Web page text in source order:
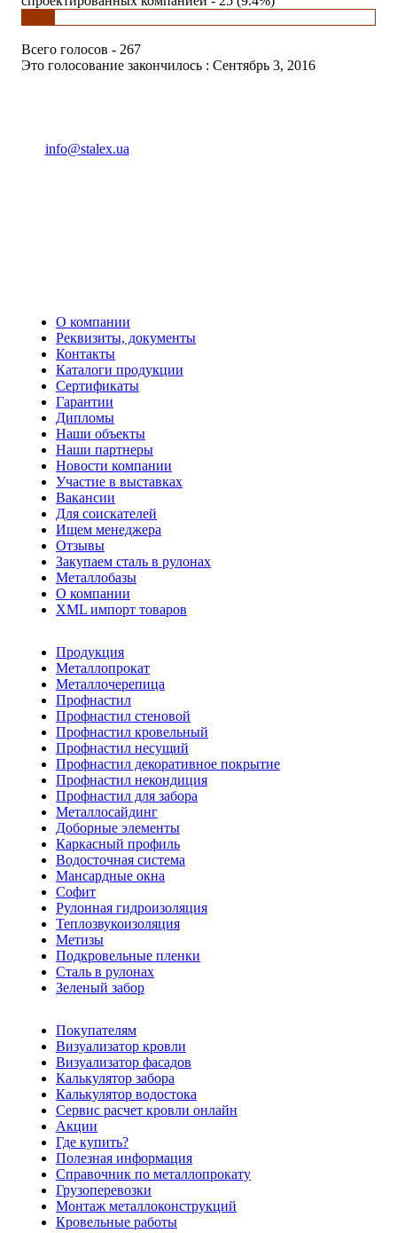
Всего голосов - 267
Это голосование закончилось : Сентябрь 3, 2016
info@stalex.ua
О компании
Реквизиты, документы
Контакты
Каталоги продукции
Сертификаты
Гарантии
Дипломы
Наши объекты
Наши партнеры
Новости компании
Участие в выставках
Вакансии
Для соискателей
Ищем менеджера
Отзывы
Закупаем сталь в рулонах
Металлобазы
О компании
XML импорт товаров
Продукция
Металлопрокат
Металлочерепица
Профнастил
Профнастил стеновой
Профнастил кровельный
Профнастил несущий
Профнастил декоративное покрытие
Профнастил некондиция
Профнастил для забора
Металлосайдинг
Доборные элементы
Каркасный профиль
Водосточная система
Мансардные окна
Софит
Рулонная гидроизоляция
Теплозвукоизоляция
Метизы
Подкровельные пленки
Сталь в рулонах
Зеленый забор
Покупателям
Визуализатор кровли
Визуализатор фасадов
Калькулятор забора
Калькулятор водостока
Сервис расчет кровли онлайн
Акции
Где купить?
Полезная информация
Справочник по металлопрокату
Грузоперевозки
Монтаж металлоконструкций
Кровельные работы